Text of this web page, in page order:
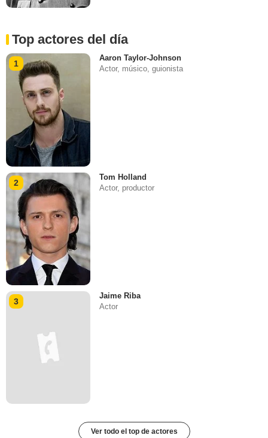
Top actores del día
1
Aaron Taylor-Johnson
Actor, músico, guionista
2
Tom Holland
Actor, productor
3
Jaime Riba
Actor
Ver todo el top de actores